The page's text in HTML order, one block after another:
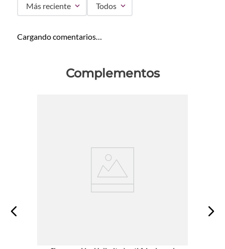
Más reciente Todos
Cargando comentarios…
Complementos